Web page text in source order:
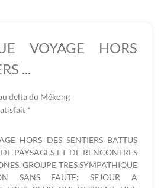
VOYAGE HORS
...
delta du Mékong
*
HORS DES SENTIERS BATTUS
PAYSAGES ET DE RENCONTRES
GROUPE TRES SYMPATHIQUE
SANS FAUTE; SEJOUR A